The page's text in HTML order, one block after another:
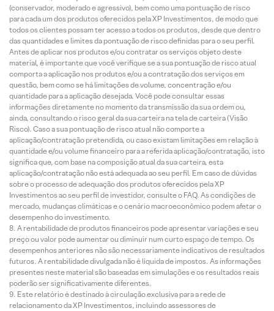
(conservador, moderado e agressivo), bem como uma pontuação de risco
para cada um dos produtos oferecidos pela XP Investimentos, de modo que
todos os clientes possam ter acesso a todos os produtos, desde que dentro
das quantidades e limites da pontuação de risco definidas para o seu perfil.
Antes de aplicar nos produtos e/ou contratar os serviços objeto deste
material, é importante que você verifique se a sua pontuação de risco atual
comporta a aplicação nos produtos e/ou a contratação dos serviços em
questão, bem como se há limitações de volume, concentração e/ou
quantidade para a aplicação desejada. Você pode consultar essas
informações diretamente no momento da transmissão da sua ordem ou,
ainda, consultando o risco geral da sua carteira na tela de carteira (Visão
Risco). Caso a sua pontuação de risco atual não comporte a
aplicação/contratação pretendida, ou caso existam limitações em relação à
quantidade e/ou volume financeiro para a referida aplicação/contratação, isto
significa que, com base na composição atual da sua carteira, esta
aplicação/contratação não está adequada ao seu perfil. Em caso de dúvidas
sobre o processo de adequação dos produtos oferecidos pela XP
Investimentos ao seu perfil de investidor, consulte o FAQ. As condições de
mercado, mudanças climáticas e o cenário macroeconômico podem afetar o
desempenho do investimento.
A rentabilidade de produtos financeiros pode apresentar variações e seu
preço ou valor pode aumentar ou diminuir num curto espaço de tempo. Os
desempenhos anteriores não são necessariamente indicativos de resultados
futuros. A rentabilidade divulgada não é líquida de impostos. As informações
presentes neste material são baseadas em simulações e os resultados reais
poderão ser significativamente diferentes.
Este relatório é destinado à circulação exclusiva para a rede de
relacionamento da XP Investimentos, incluindo assessores de